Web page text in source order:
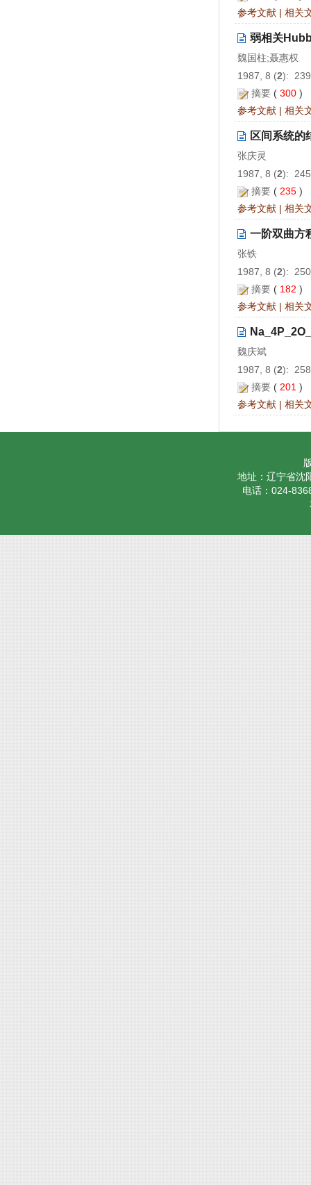
参考文献 | 相关
弱相关
魏国柱;聂惠权
1987, 8 (2):
摘要 ( 300 )
参考文献 | 相关
区间系统的
张庆灵
1987, 8 (2):
摘要 ( 235 )
参考文献 | 相关
一阶双曲方
张铁
1987, 8 (2):
摘要 ( 182 )
参考文献 | 相关
魏庆斌
1987, 8 (2):
摘要 ( 201 )
参考文献 | 相关
地址：辽宁省沈
电话：024-